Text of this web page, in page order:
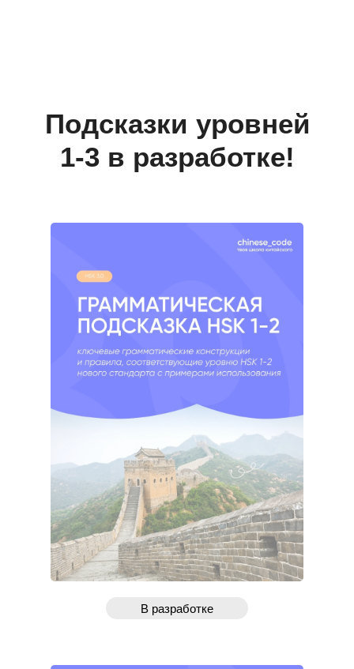
Подсказки уровней
1-3 в разработке!
В разработке